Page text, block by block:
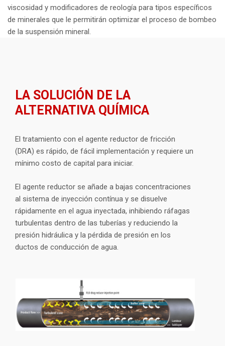
viscosidad y modificadores de reología para tipos específicos
de minerales que le permitirán optimizar el proceso de bombeo
de la suspensión mineral.
LA SOLUCIÓN DE LA
ALTERNATIVA QUÍMICA
El tratamiento con el agente reductor de fricción
(DRA) es rápido, de fácil implementación y requiere un
mínimo costo de capital para iniciar.
El agente reductor se añade a bajas concentraciones
al sistema de inyección contínua y se disuelve
rápidamente en el agua inyectada, inhibiendo ráfagas
turbulentas dentro de las tuberías y reduciendo la
presión hidráulica y la pérdida de presión en los
ductos de conducción de agua.